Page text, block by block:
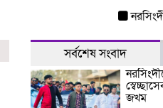
সর্বশেষ সংবাদ
জখম